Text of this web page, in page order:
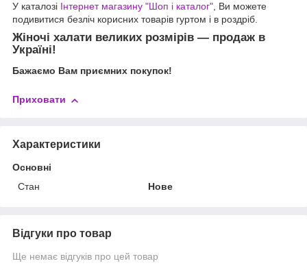
У каталозі Інтернет магазину "Шоп і каталог", Ви можете
подивитися безліч корисних товарів гуртом і в роздріб.
Жіночі халати великих розмірів — продаж в
Україні!
Бажаємо Вам приємних покупок!
Приховати
Характеристики
Основні
Стан
Нове
Відгуки про товар
Ще немає відгуків про цей товар